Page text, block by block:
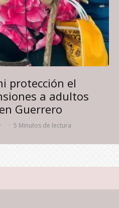
protección el
a adultos
Guerrero
· · 5 Minutos de lectura